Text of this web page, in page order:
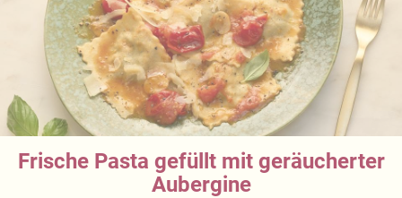
Frische Pasta gefüllt mit geräucherter
Aubergine